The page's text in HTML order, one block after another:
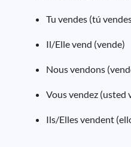
Tu vendes (tú
Il/Elle vend (vende)
Nous vendons
Vous vendez (usted
Ils/Elles vendent